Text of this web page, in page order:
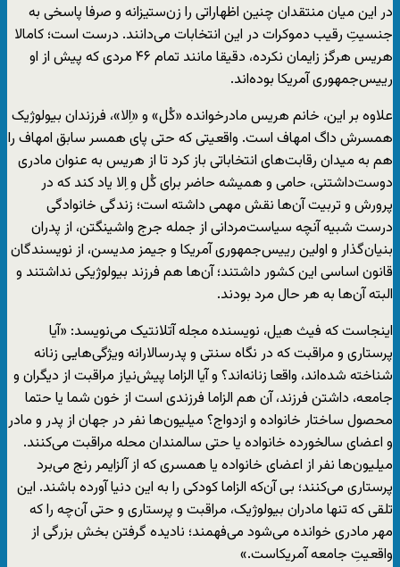
در این میان منتقدان چنین اظهاراتی را زن‌ستیزانه و صرفا پاسخی به
جنسیتِ رقیب دموکرات در این انتخابات می‌دانند. درست است؛ کامالا
هریس هرگز زایمان نکرده، دقیقا مانند تمام ۴۶ مردی که پیش از او
رییس‌جمهوری آمریکا بوده‌اند.
علاوه بر این، خانم هریس مادرخوانده‌ «کُل» و «اِلا»، فرزندان بیولوژیک
همسرش داگ امهاف است. واقعیتی که حتی پای همسر سابق امهاف را
هم به میدان رقابت‌های انتخاباتی باز کرد تا از هریس به عنوان مادری
دوست‌داشتنی، حامی و همیشه حاضر برای کُل و اِلا یاد کند که در
پرورش و تربیت آن‌ها نقش مهمی داشته است؛ زندگی خانوادگی
درست شبیه آنچه سیاست‌مردانی از جمله جرج واشینگتن، از پدران
بنیان‌گذار و اولین رییس‌جمهوری آمریکا و جیمز مدیسن، از نویسندگان
قانون اساسی این کشور داشتند؛ آن‌ها هم فرزند بیولوژیکی نداشتند و
البته آن‌ها به هر حال مرد بودند.
اینجاست که فیث هیل، نویسنده‌ مجله‌ آتلانتیک می‌نویسد: «آیا
پرستاری و مراقبت که در نگاه سنتی و پدرسالارانه ویژگی‌هایی زنانه
شناخته شده‌اند، واقعا زنانه‌اند؟ و آیا الزاما پیش‌نیاز مراقبت از دیگران و
جامعه، داشتن فرزند، آن هم الزاما فرزندی است از خون شما یا حتما
محصول ساختار خانواده و ازدواج؟ میلیون‌ها نفر در جهان از پدر و مادر
و اعضای سالخورده‌‌ خانواده یا حتی سالمندان محله مراقبت می‌کنند.
میلیون‌ها نفر از اعضای خانواده یا همسری که از آلزایمر رنج می‌برد
پرستاری می‌کنند؛ بی آن‌که الزاما کودکی را به این دنیا آورده باشند. این
تلقی که تنها مادران بیولوژیک، مراقبت و پرستاری و حتی آن‌چه را که
مهر مادری خوانده می‌شود می‌فهمند؛ نادیده گرفتن بخش بزرگی از
واقعیتِ جامعه‌ آمریکاست.»